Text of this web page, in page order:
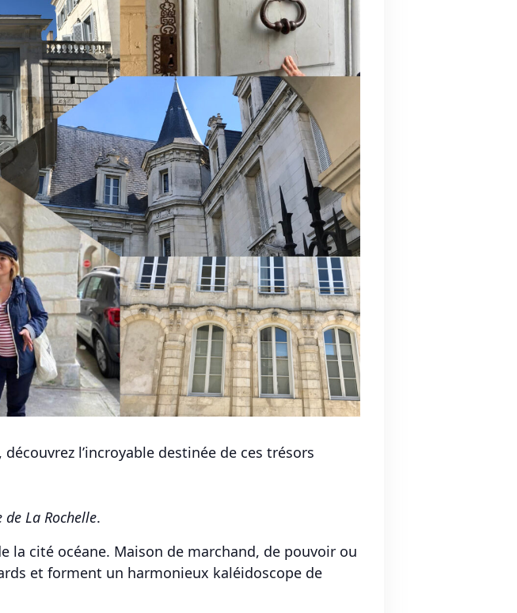
l’incroyable destinée de ces trésors
La Rochelle.
cité océane. Maison de marchand, de pouvoir ou
et forment un harmonieux kaléidoscope de